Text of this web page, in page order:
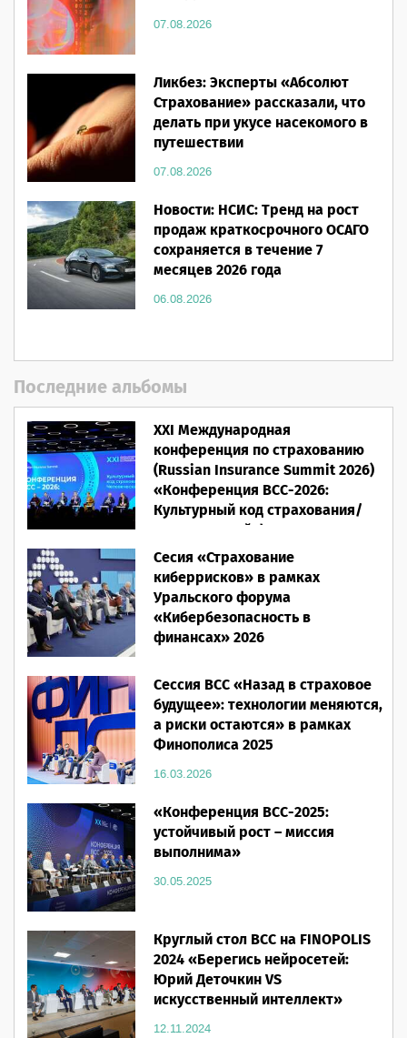
07.08.2026
Ликбез: Эксперты «Абсолют
Страхование» рассказали, что
делать при укусе насекомого в
путешествии
07.08.2026
Новости: НСИС: Тренд на рост
продаж краткосрочного ОСАГО
сохраняется в течение 7
месяцев 2026 года
06.08.2026
Последние альбомы
XXI Международная
конференция по страхованию
(Russian Insurance Summit 2026)
«Конференция ВСС-2026:
Культурный код страхования/
Человеческий фактор»
28.05.2026
Сесия «Страхование
киберрисков» в рамках
Уральского форума
«Кибербезопасность в
финансах» 2026
Сессия ВСС «Назад в страховое
будущее»: технологии меняются,
а риски остаются» в рамках
Финополиса 2025
16.03.2026
«Конференция ВСС-2025:
устойчивый рост – миссия
выполнима»
30.05.2025
Круглый стол ВСС на FINOPOLIS
2024 «Берегись нейросетей:
Юрий Деточкин VS
искусственный интеллект»
12.11.2024